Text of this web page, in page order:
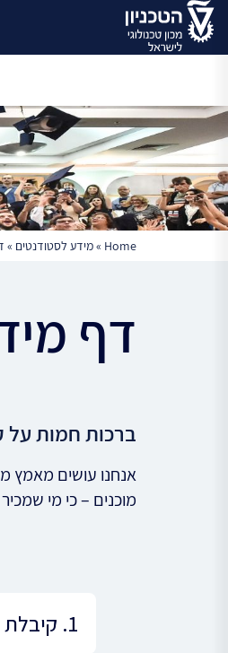
Home
»מידע לסטודנטים »
דף
ברכות חמות על
אנחנו עושים מאמץ
מוכנים – כי מי
1. קיבלת מכתב קבלה? אליפות!